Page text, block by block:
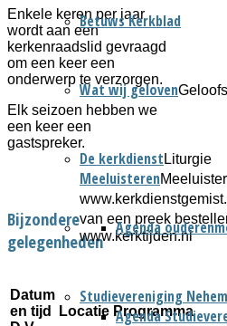
Betuws Kerkblad
Wat wij geloven
De kerkdienst Liturgie
Meeluisteren
van een preek
www.kerktijden.nl
Agenda
Studievereniging
Agenda
Enkele keren per jaar
wordt aan een
kerkenraadslid gevraagd
om een keer een
onderwerp te verzorgen.
Elk seizoen hebben we
een keer een
gastspreker.
Bijzondere
gelegenheden
Datum
en tijd
Locatie Programma